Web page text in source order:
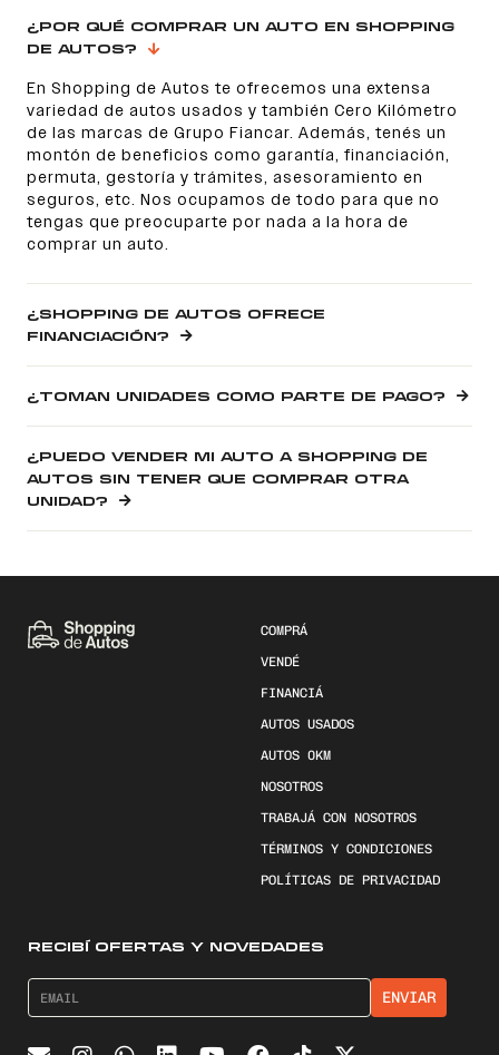
¿POR QUÉ COMPRAR UN AUTO EN SHOPPING
DE AUTOS?
En Shopping de Autos te ofrecemos una extensa
variedad de autos usados y también Cero Kilómetro
de las marcas de Grupo Fiancar. Además, tenés un
montón de beneficios como garantía, financiación,
permuta, gestoría y trámites, asesoramiento en
seguros, etc. Nos ocupamos de todo para que no
tengas que preocuparte por nada a la hora de
comprar un auto.
¿SHOPPING DE AUTOS OFRECE
FINANCIACIÓN?
¿TOMAN UNIDADES COMO PARTE DE PAGO?
¿PUEDO VENDER MI AUTO A SHOPPING DE
AUTOS SIN TENER QUE COMPRAR OTRA
UNIDAD?
COMPRÁ
VENDÉ
FINANCIÁ
AUTOS USADOS
AUTOS 0KM
NOSOTROS
TRABAJÁ CON NOSOTROS
TÉRMINOS Y CONDICIONES
POLÍTICAS DE PRIVACIDAD
RECIBÍ OFERTAS Y NOVEDADES